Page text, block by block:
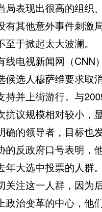
局表现出很高的组织
有其他意外事件刺激
至于掀起太大波澜。
电视新闻网（CNN
候选人穆萨维要求取
持并上街游行。与
抗议规模相对较小，
确的领导者，目标也
的反政府口号表明，
年大选中投票的人群
关注这一人群，因为
政治变革的中心，他